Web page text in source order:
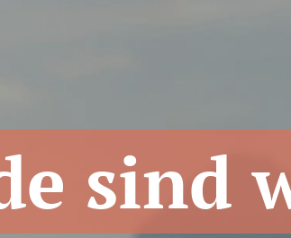
sind